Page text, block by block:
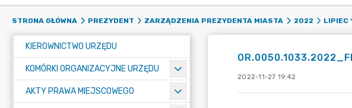
STRONA GŁÓWNA PREZYDENT ZARZĄDZENIA PREZYDENTA MIASTA 2022 LIPIEC
KIEROWNICTWO URZĘDU
KOMÓRKI ORGANIZACYJNE URZĘDU
AKTY PRAWA MIEJSCOWEGO
2022-11-27 19:42